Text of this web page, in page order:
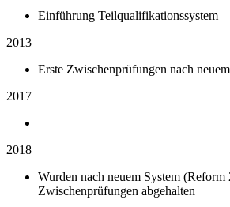
Einführung Teilqualifikationssystem
2013
Erste Zwischenprüfungen nach
2017
2018
Wurden nach neuem System (Reform
Zwischenprüfungen abgehalten